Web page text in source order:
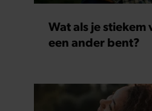
Wat als je
een ander bent?